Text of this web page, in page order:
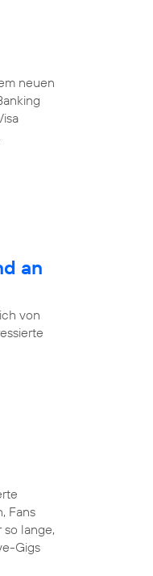
neuen
an
von
Fans
lange,
Gigs